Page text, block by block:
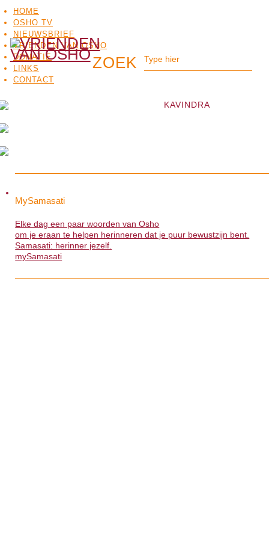
HOME
OSHO TV
NIEUWSBRIEF
VRIENDEN VAN OSHO
DONATIE
LINKS
CONTACT
OSHO
TV
KAVINDRA
MySamasati
Elke dag een paar woorden van Osho
om je eraan te helpen herinneren dat je puur bewustzijn bent.
Samasati: herinner jezelf.
mySamasati
MySamasati
Elke dag een paar woorden van Osho
om je eraan te helpen herinneren dat je puur bewustzijn bent.
Samasati: herinner jezelf.
>>>mySamasati